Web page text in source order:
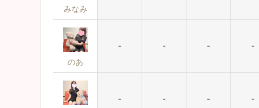
みなみ
のあ
- - - -
- - - -